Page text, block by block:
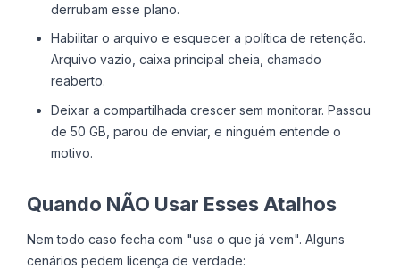
derrubam esse plano.
Habilitar o arquivo e esquecer a política de retenção.
Arquivo vazio, caixa principal cheia, chamado
reaberto.
Deixar a compartilhada crescer sem monitorar. Passou
de 50 GB, parou de enviar, e ninguém entende o
motivo.
Quando NÃO Usar Esses Atalhos
Nem todo caso fecha com "usa o que já vem". Alguns
cenários pedem licença de verdade: